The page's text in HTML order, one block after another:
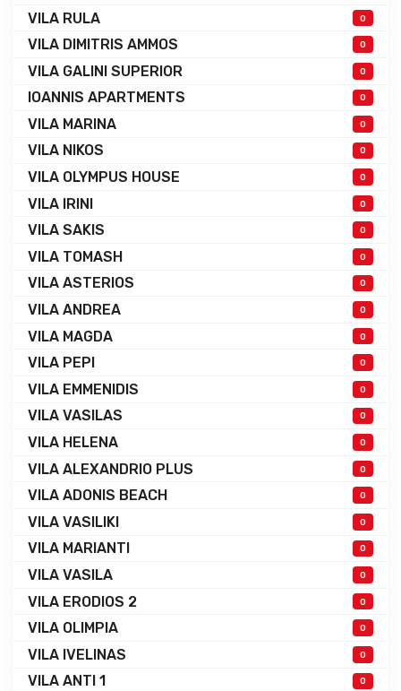
VILA RULA 0
VILA DIMITRIS AMMOS 0
VILA GALINI SUPERIOR 0
IOANNIS APARTMENTS 0
VILA MARINA 0
VILA NIKOS 0
VILA OLYMPUS HOUSE 0
VILA IRINI 0
VILA SAKIS 0
VILA TOMASH 0
VILA ASTERIOS 0
VILA ANDREA 0
VILA MAGDA 0
VILA PEPI 0
VILA EMMENIDIS 0
VILA VASILAS 0
VILA HELENA 0
VILA ALEXANDRIO PLUS 0
VILA ADONIS BEACH 0
VILA VASILIKI 0
VILA MARIANTI 0
VILA VASILA 0
VILA ERODIOS 2 0
VILA OLIMPIA 0
VILA IVELINAS 0
VILA ANTI 1 0